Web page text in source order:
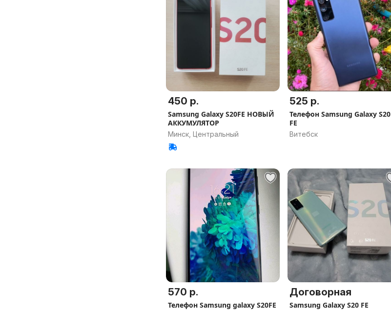
450 р.
Samsung Galaxy S20FE НОВЫЙ
АККУМУЛЯТОР
Минск, Центральный
525 р.
Телефон Samsung Galaxy S20
FE
Витебск
570 р.
Телефон Samsung galaxy S20FE
Договорная
Samsung Galaxy S20 FE